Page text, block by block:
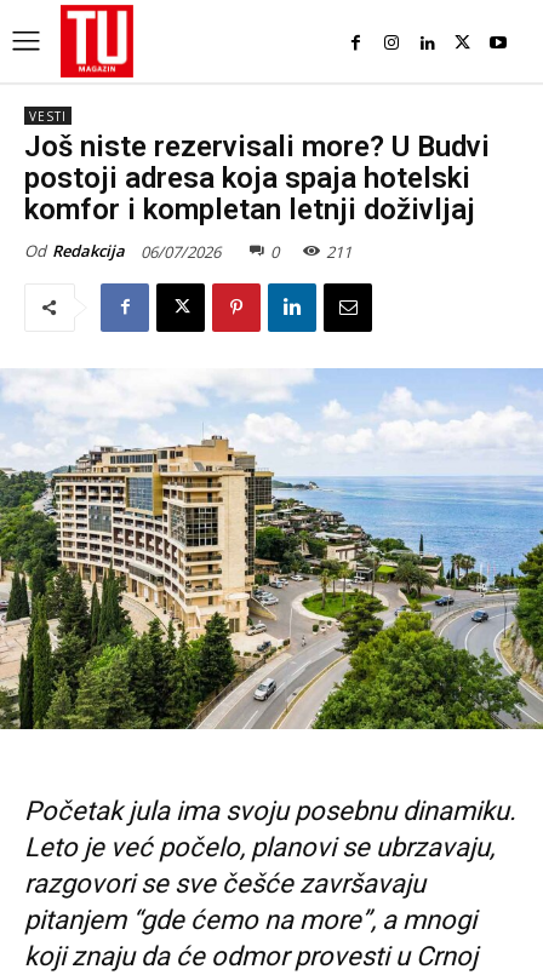
VESTI
Još niste rezervisali more? U Budvi
postoji adresa koja spaja hotelski
komfor i kompletan letnji doživljaj
Od Redakcija 06/07/2026 0 211
Početak jula ima svoju posebnu dinamiku.
Leto je već počelo, planovi se ubrzavaju,
razgovori se sve češće završavaju
pitanjem “gde ćemo na more”, a mnogi
koji znaju da će odmor provesti u Crnoj